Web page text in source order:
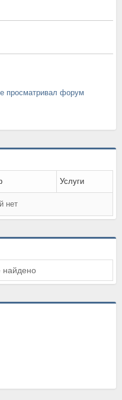
просматривал форум
Услуги
нет